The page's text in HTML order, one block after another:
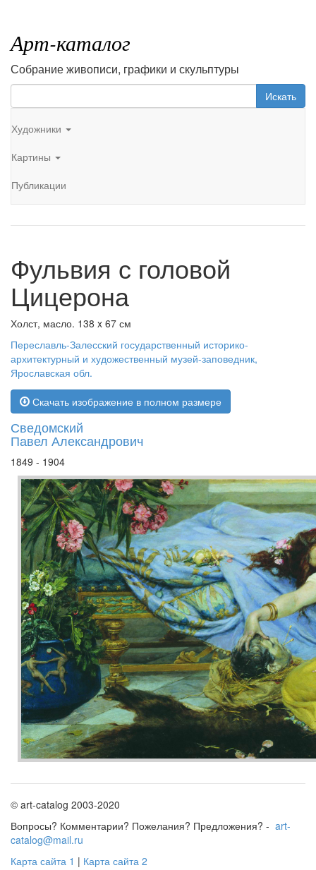
Арт-каталог
Собрание живописи, графики и скульптуры
Искать
Художники
Картины
Публикации
Фульвия с головой
Цицерона
Холст, масло. 138 x 67 см
Переславль-Залесский государственный историко-
архитектурный и художественный музей-заповедник,
Ярославская обл.
Скачать изображение в полном размере
Сведомский
Павел Александрович
1849 - 1904
© art-catalog 2003-2020
Вопросы? Комментарии? Пожелания? Предложения? - art-
catalog@mail.ru
Карта сайта 1 | Карта сайта 2